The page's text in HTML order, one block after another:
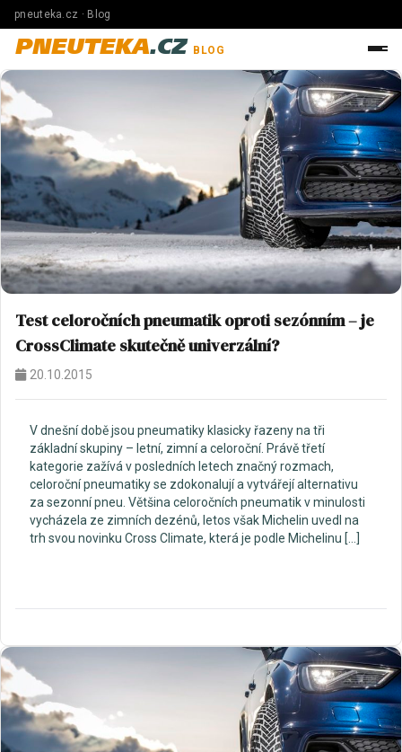
pneuteka.cz · Blog
PNEUTEKA.CZ BLOG
Test celoročních pneumatik oproti sezónním – je
CrossClimate skutečně univerzální?
20.10.2015
V dnešní době jsou pneumatiky klasicky řazeny na tři
základní skupiny – letní, zimní a celoroční. Právě třetí
kategorie zažívá v posledních letech značný rozmach,
celoroční pneumatiky se zdokonalují a vytvářejí alternativu
za sezonní pneu. Většina celoročních pneumatik v minulosti
vycházela ze zimních dezénů, letos však Michelin uvedl na
trh svou novinku Cross Climate, která je podle Michelinu […]